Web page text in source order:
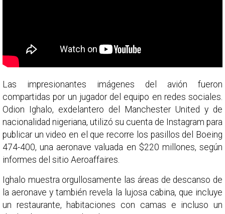
Las impresionantes imágenes del avión fueron
compartidas por un jugador del equipo en redes sociales.
Odion Ighalo, exdelantero del Manchester United y de
nacionalidad nigeriana, utilizó su cuenta de Instagram para
publicar un video en el que recorre los pasillos del Boeing
474-400, una aeronave valuada en $220 millones, según
informes del sitio Aeroaffaires.
Ighalo muestra orgullosamente las áreas de descanso de
la aeronave y también revela la lujosa cabina, que incluye
un restaurante, habitaciones con camas e incluso un